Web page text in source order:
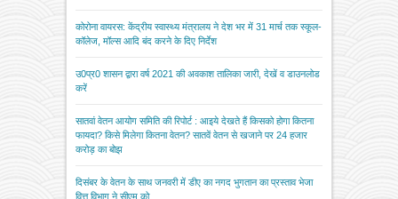
कोरोना वायरस: केंद्रीय स्वास्थ्य मंत्रालय ने देश भर में 31 मार्च तक स्कूल-
कॉलेज, मॉल्स आदि बंद करने के दिए निर्देश
उ0प्र0 शासन द्वारा वर्ष 2021 की अवकाश तालिका जारी, देखें व डाउनलोड
करें
सातवां वेतन आयोग समिति की रिपोर्ट : आइये देखते हैं किसको होगा कितना
फायदा? किसे मिलेगा कितना वेतन? सातवें वेतन से खजाने पर 24 हजार
करोड़ का बोझ
दिसंबर के वेतन के साथ जनवरी में डीए का नगद भुगतान का प्रस्ताव भेजा
वित्त विभाग ने सीएम को